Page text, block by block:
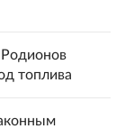
Родионов
топлива